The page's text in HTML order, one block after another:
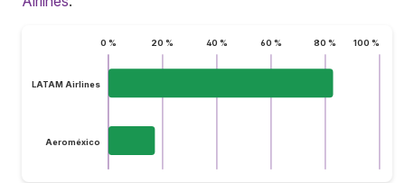
0 % 20 % 40 % 60 % 80 % 100 %
LATAM Airlines
Aeroméxico